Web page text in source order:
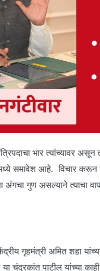
भार त्यांच्यावर असून
समावेश आहे. विचार करून
अंगचा गुण असल्याने त्याचा
गृहमंत्री अमित शहा
चंद्रकांत पाटील यांच्या